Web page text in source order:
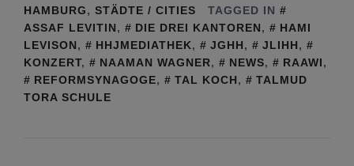
HAMBURG, STÄDTE / CITIES
TAGGED IN
ASSAF LEVITIN, DIE DREI KANTOREN,
HAMI
LEVISON, HHJMEDIATHEK, JGHH, JLIHH,
KONZERT, NAAMAN WAGNER, NEWS, RAAWI,
REFORMSYNAGOGE, TAL KOCH,
TALMUD
TORA SCHULE